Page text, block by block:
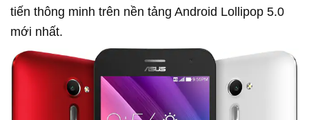
tiến thông minh trên nền tảng Android Lollipop 5.0
mới nhất.